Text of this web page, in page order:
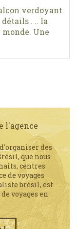
verdoyant
. .. la
monde. Une
l'agence
des
que nous
centres
de voyages
brésil, est
voyages en